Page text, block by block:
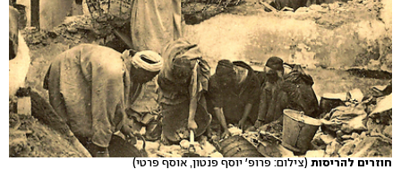
חוזרים להריסות (צילום: פרופ' יוסף פנטון, אוסף פרטי)